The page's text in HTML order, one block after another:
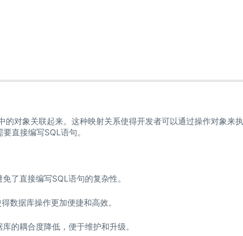
对象关联起来。这种映射关系使得开发者可以通过操作对象来执
直接编写SQL语句。
了直接编写SQL语句的复杂性。
数据库操作更加便捷和高效。
的耦合度降低，便于维护和升级。